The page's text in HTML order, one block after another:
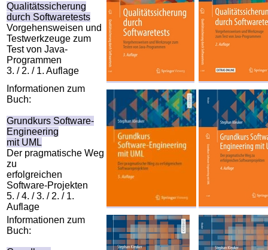
Qualitätssicherung
durch Softwaretests
Vorgehensweisen und
Testwerkzeuge zum
Test von Java-
Programmen
3. / 2. / 1. Auflage
Informationen zum
Buch:
Grundkurs Software-
Engineering
mit UML
Der pragmatische Weg
zu
erfolgreichen
Software-Projekten
5. / 4. / 3. / 2. / 1.
Auflage
Informationen zum
Buch: